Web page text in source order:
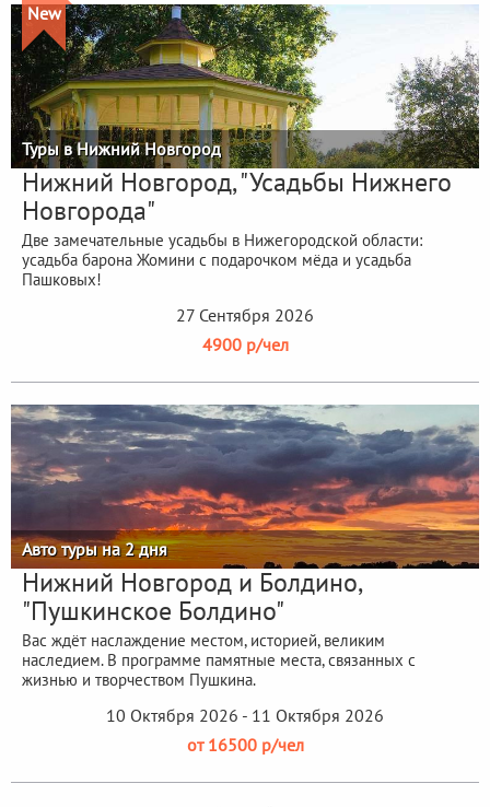
New
Туры в Нижний Новгород
Нижний Новгород, "Усадьбы Нижнего
Новгорода"
Две замечательные усадьбы в Нижегородской области:
усадьба барона Жомини с подарочком мёда и усадьба
Пашковых!
27 Сентября 2026
4900 р/чел
Авто туры на 2 дня
Нижний Новгород и Болдино,
"Пушкинское Болдино"
Вас ждёт наслаждение местом, историей, великим
наследием. В программе памятные места, связанных с
жизнью и творчеством Пушкина.
10 Октября 2026 - 11 Октября 2026
от 16500 р/чел